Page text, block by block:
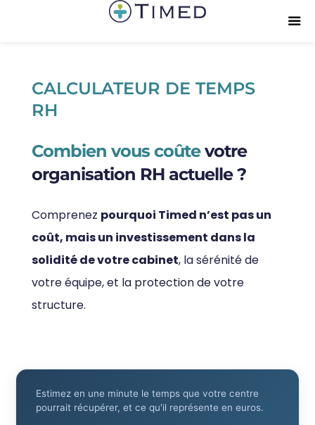
CALCULATEUR DE TEMPS
RH
Combien vous coûtevotre
organisation RH actuelle ?
Comprenez pourquoi Timed n’est pas un
coût, mais un investissement dans la
solidité de votre cabinet, la sérénité de
votre équipe, et la protection de votre
structure.
Estimez en une minute le temps que votre centre
pourrait récupérer, et ce qu'il représente en euros.